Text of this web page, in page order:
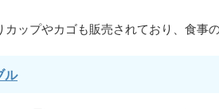
ップやカゴも販売されており、食事
ル